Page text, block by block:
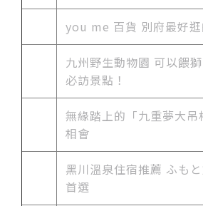
you me 百貨 別府最好
九州野生動物園 可以餵
必訪景點！
無緣踏上的「九重夢大吊
相會
黑川溫泉住宿推薦 ふも
首選